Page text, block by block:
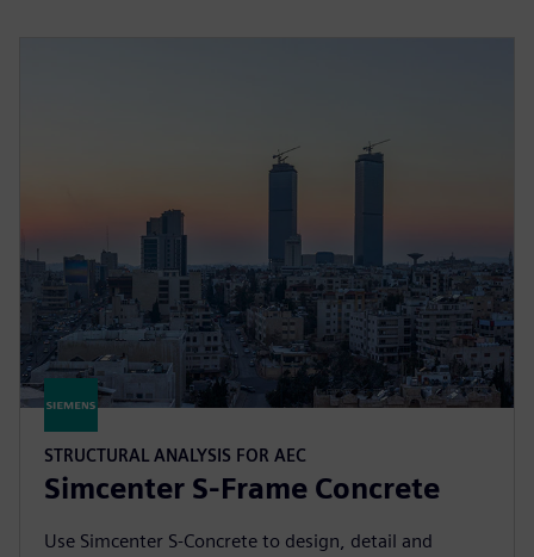
STRUCTURAL ANALYSIS FOR AEC
Simcenter S-Frame Concrete
Use Simcenter S-Concrete to design, detail and